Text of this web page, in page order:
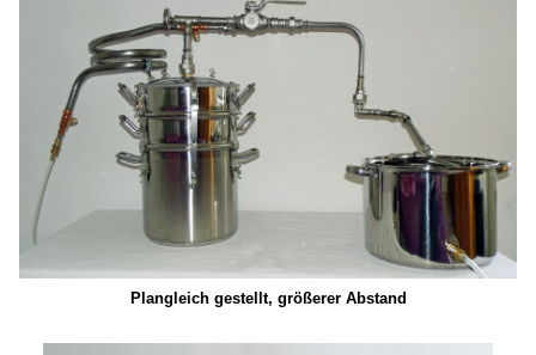
Plangleich gestellt, größerer Abstand